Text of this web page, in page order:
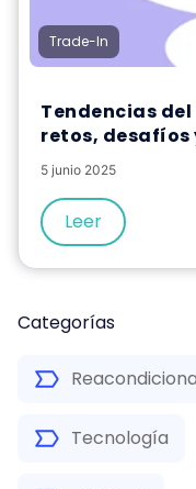
Categorías
Tecnología
Trade-In
Tendencias del
retos,
5 junio 2025
Leer